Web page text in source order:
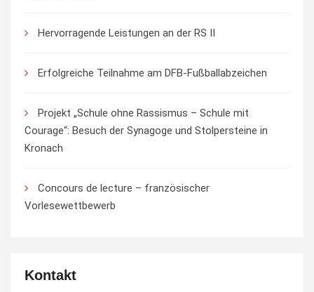
Hervorragende Leistungen an der RS II
Erfolgreiche Teilnahme am DFB-Fußballabzeichen
Projekt „Schule ohne Rassismus – Schule mit
Courage“: Besuch der Synagoge und Stolpersteine in
Kronach
Concours de lecture – französischer
Vorlesewettbewerb
Kontakt